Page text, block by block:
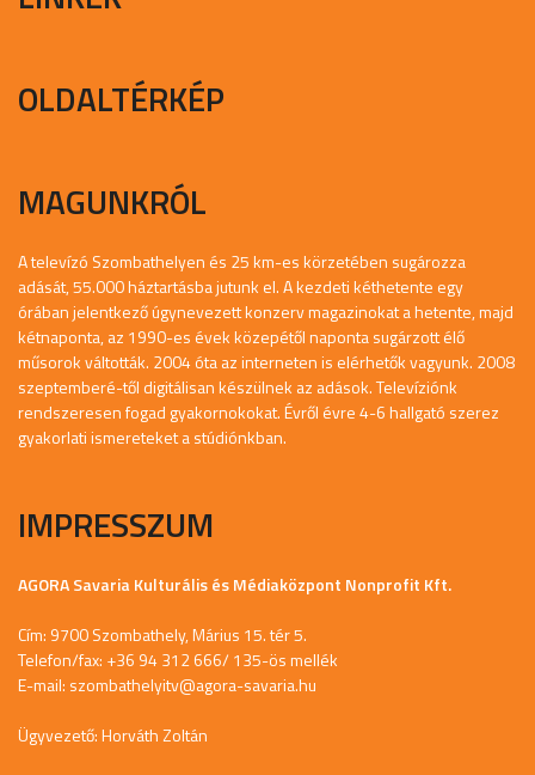
OLDALTÉRKÉP
MAGUNKRÓL
A televízó Szombathelyen és 25 km-es körzetében sugározza
adását, 55.000 háztartásba jutunk el. A kezdeti kéthetente egy
órában jelentkező úgynevezett konzerv magazinokat a hetente, majd
kétnaponta, az 1990-es évek közepétől naponta sugárzott élő
műsorok váltották. 2004 óta az interneten is elérhetők vagyunk. 2008
szeptemberé-től digitálisan készülnek az adások. Televíziónk
rendszeresen fogad gyakornokokat. Évről évre 4-6 hallgató szerez
gyakorlati ismereteket a stúdiónkban.
IMPRESSZUM
AGORA Savaria Kulturális és Médiaközpont Nonprofit Kft.
Cím: 9700 Szombathely, Márius 15. tér 5.
Telefon/fax: +36 94 312 666/ 135-ös mellék
E-mail: szombathelyitv@agora-savaria.hu
Ügyvezető: Horváth Zoltán